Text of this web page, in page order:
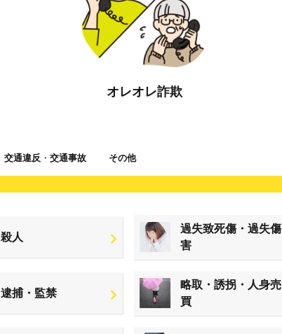
オレオレ詐欺
交通違反 ・ 交通事故 その他
殺人
過失致死傷・過失傷
害
逮捕・監禁
略取・誘拐・人身売
買